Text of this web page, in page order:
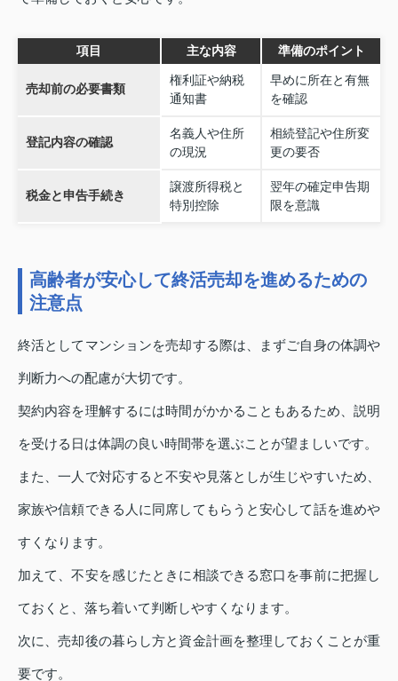
項目 主な内容 準備のポイント
売却前の必要書類
権利証や納税
通知書
早めに所在と有無
を確認
登記内容の確認
名義人や住所
の現況
相続登記や住所変
更の要否
税金と申告手続き
譲渡所得税と
特別控除
翌年の確定申告期
限を意識
高齢者が安心して終活売却を進めるための
注意点
終活としてマンションを売却する際は、まずご自身の体調や
判断力への配慮が大切です。
契約内容を理解するには時間がかかることもあるため、説明
を受ける日は体調の良い時間帯を選ぶことが望ましいです。
また、一人で対応すると不安や見落としが生じやすいため、
家族や信頼できる人に同席してもらうと安心して話を進めや
すくなります。
加えて、不安を感じたときに相談できる窓口を事前に把握し
ておくと、落ち着いて判断しやすくなります。
次に、売却後の暮らし方と資金計画を整理しておくことが重
要です。